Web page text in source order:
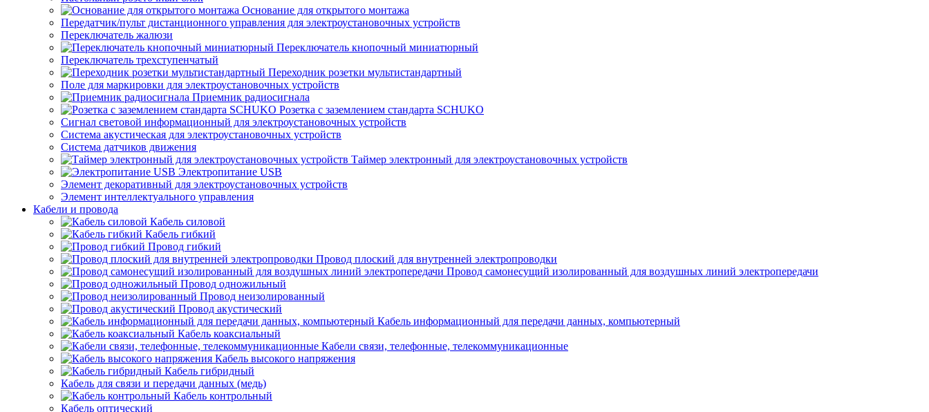
Основание для открытого монтажа
Передатчик/пульт дистанционного управления для электроустановочных устройств
Переключатель жалюзи
Переключатель кнопочный миниатюрный
Переключатель трехступенчатый
Переходник розетки мультистандартный
Поле для маркировки для электроустановочных устройств
Приемник радиосигнала
Розетка с заземлением стандарта SCHUKO
Сигнал световой информационный для электроустановочных устройств
Система акустическая для электроустановочных устройств
Система датчиков движения
Таймер электронный для электроустановочных устройств
Электропитание USB
Элемент декоративный для электроустановочных устройств
Элемент интеллектуального управления
Кабели и провода
Кабель силовой
Кабель гибкий
Провод гибкий
Провод плоский для внутренней электропроводки
Провод самонесущий изолированный для воздушных линий электропередачи
Провод одножильный
Провод неизолированный
Провод акустический
Кабель информационный для передачи данных, компьютерный
Кабель коаксиальный
Кабели связи, телефонные, телекоммуникационные
Кабель высокого напряжения
Кабель гибридный
Кабель для связи и передачи данных (медь)
Кабель контрольный
Кабель оптический